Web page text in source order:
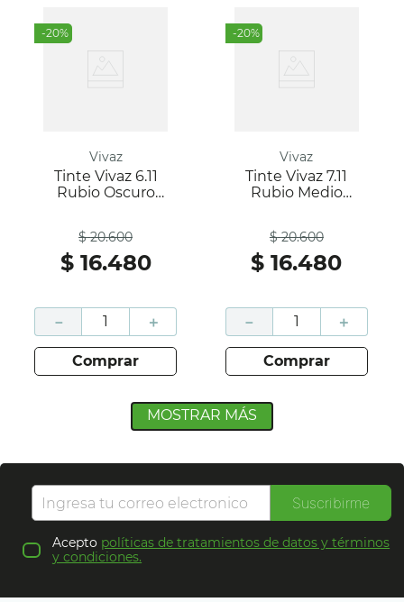
-20%
Vivaz
Tinte Vivaz 6.11
Rubio Oscuro
$ 20.600
$ 16.480
＋
－
comprar
-20%
Vivaz
Tinte Vivaz 7.11
Rubio Medio
$ 20.600
$ 16.480
＋
－
comprar
MOSTRAR MÁS
Suscribirme
Acepto políticas de tratamientos de datos y términos
y condiciones.